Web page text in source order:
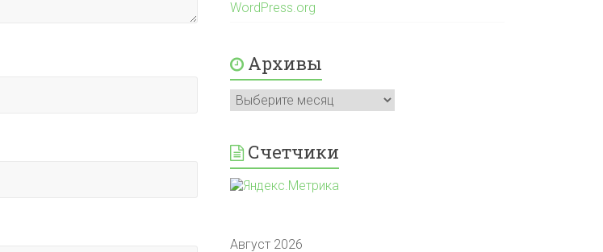
WordPress.org
Архивы
Архивы
Счетчики
Август 2026